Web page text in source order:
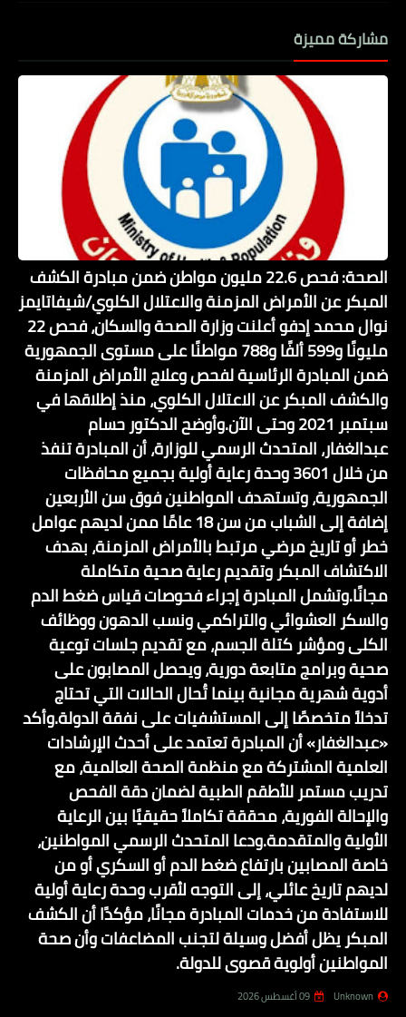
مشاركة مميزة
الصحة: فحص 22.6 مليون مواطن ضمن مبادرة الكشف
المبكر عن الأمراض المزمنة والاعتلال الكلوي/شيفاتايمز
نوال محمد إدفو أعلنت وزارة الصحة والسكان، فحص 22
مليونًا و599 ألفًا و788 مواطنًا على مستوى الجمهورية
ضمن المبادرة الرئاسية لفحص وعلاج الأمراض المزمنة
والكشف المبكر عن الاعتلال الكلوي، منذ إطلاقها في
سبتمبر 2021 وحتى الآن.وأوضح الدكتور حسام
عبدالغفار، المتحدث الرسمي للوزارة، أن المبادرة تنفذ
من خلال 3601 وحدة رعاية أولية بجميع محافظات
الجمهورية، وتستهدف المواطنين فوق سن الأربعين
إضافة إلى الشباب من سن 18 عامًا ممن لديهم عوامل
خطر أو تاريخ مرضي مرتبط بالأمراض المزمنة، بهدف
الاكتشاف المبكر وتقديم رعاية صحية متكاملة
مجانًا.وتشمل المبادرة إجراء فحوصات قياس ضغط الدم
والسكر العشوائي والتراكمي ونسب الدهون ووظائف
الكلى ومؤشر كتلة الجسم، مع تقديم جلسات توعية
صحية وبرامج متابعة دورية، ويحصل المصابون على
أدوية شهرية مجانية بينما تُحال الحالات التي تحتاج
تدخلاً متخصصًا إلى المستشفيات على نفقة الدولة.وأكد
«عبدالغفار» أن المبادرة تعتمد على أحدث الإرشادات
العلمية المشتركة مع منظمة الصحة العالمية، مع
تدريب مستمر للأطقم الطبية لضمان دقة الفحص
والإحالة الفورية، محققة تكاملاً حقيقيًا بين الرعاية
الأولية والمتقدمة.ودعا المتحدث الرسمي المواطنين،
خاصة المصابين بارتفاع ضغط الدم أو السكري أو من
لديهم تاريخ عائلي، إلى التوجه لأقرب وحدة رعاية أولية
للاستفادة من خدمات المبادرة مجانًا، مؤكدًا أن الكشف
المبكر يظل أفضل وسيلة لتجنب المضاعفات وأن صحة
المواطنين أولوية قصوى للدولة.
Unknown 09 أغسطس 2026